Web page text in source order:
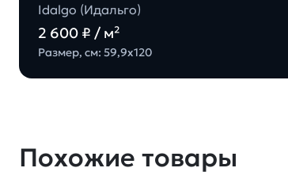
Idalgo (Идальго)
2 600 ₽ / м²
Размер, см: 59,9х120
Похожие товары